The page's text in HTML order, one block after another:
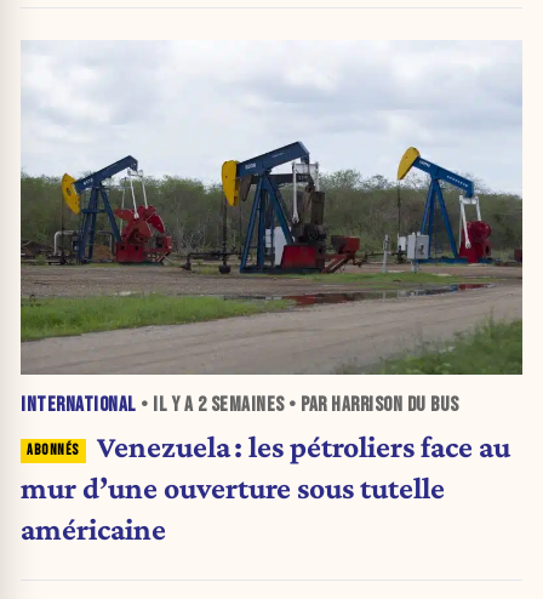
INTERNATIONAL • IL Y A 2 SEMAINES• PAR HARRISON DU BUS
Venezuela : les pétroliers face au
mur d’une ouverture sous tutelle
américaine